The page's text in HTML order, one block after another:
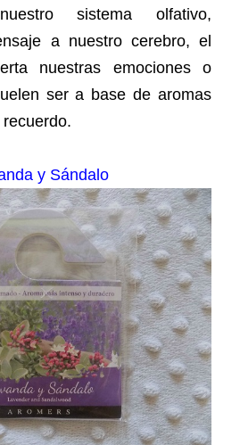
sistema olfativo,
a nuestro cerebro, el
nuestras emociones o
ser a base de aromas
y Sándalo